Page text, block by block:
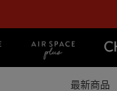
最新商品